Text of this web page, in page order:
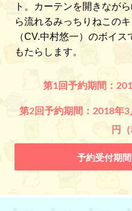
ト。カーテンを開きなが
ら流れるみっちりねこの
（CV.中村悠一）のボイ
もたらします。
第1回予約期間：
第2回予約期間：2018年3
円（
予約受付期